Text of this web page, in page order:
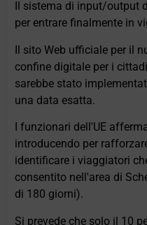
Il sistema di input/output
per entrare finalmente in
Il sito Web ufficiale per il
confine digitale per i
sarebbe stato
una data esatta.
I funzionari dell'UE
introducendo per
identificare i viaggiatori
consentito nell'area di
di 180 giorni).
Si prevede che solo il 10